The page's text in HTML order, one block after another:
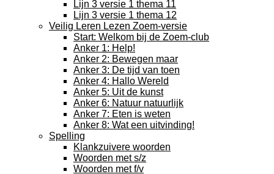
Lijn 3 versie 1 thema 11
Lijn 3 versie 1 thema 12
Veilig Leren Lezen Zoem-versie
Start: Welkom bij de Zoem-club
Anker 1: Help!
Anker 2: Bewegen maar
Anker 3: De tijd van toen
Anker 4: Hallo Wereld
Anker 5: Uit de kunst
Anker 6: Natuur natuurlijk
Anker 7: Eten is weten
Anker 8: Wat een uitvinding!
Spelling
Klankzuivere woorden
Woorden met s/z
Woorden met f/v